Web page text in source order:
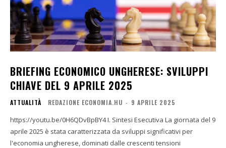
BRIEFING ECONOMICO UNGHERESE: SVILUPPI
CHIAVE DEL 9 APRILE 2025
ATTUALITÀ REDAZIONE ECONOMIA.HU - 9 APRILE 2025
https://youtu.be/0H6QDvBpBY4 I. Sintesi Esecutiva La giornata del 9
aprile 2025 è stata caratterizzata da sviluppi significativi per
l'economia ungherese, dominati dalle crescenti tensioni